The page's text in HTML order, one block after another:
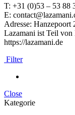
T: +31 (0)53 – 53 88
E:
Adresse:
Lazamani ist Teil
https://lazamani.de
Filter
Close
Kategorie